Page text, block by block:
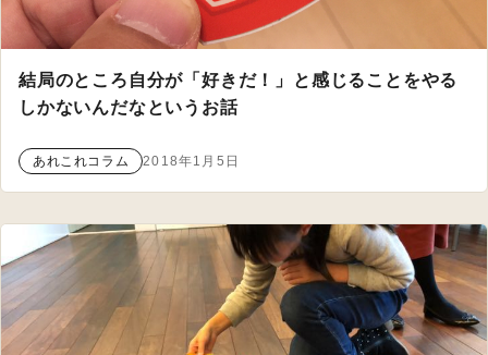
結局のところ自分が「好きだ！」と感じることをやる
しかないんだなというお話
あれこれコラム 2018年1月5日